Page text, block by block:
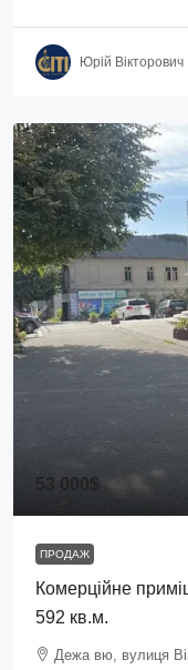
Юрій Вікторович
53 000$
ПРОДАЖ
Комерційне
592 кв.м.
Дежа вю, вулиця